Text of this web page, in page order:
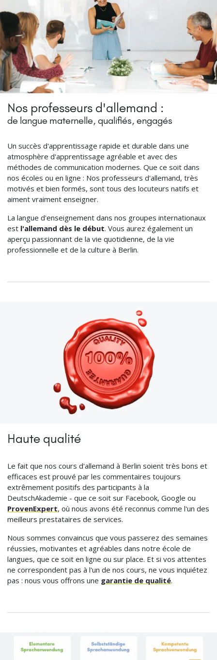
Nos professeurs d'allemand :
de langue maternelle, qualifiés, engagés
Un succès d'apprentissage rapide et durable dans une
atmosphère d'apprentissage agréable et avec des
méthodes de communication modernes. Que ce soit dans
nos écoles ou en ligne : Nos professeurs d'allemand, très
motivés et bien formés, sont tous des locuteurs natifs et
aiment vraiment enseigner.
La langue d'enseignement dans nos groupes internationaux
est l'allemand dès le début. Vous aurez également un
aperçu passionnant de la vie quotidienne, de la vie
professionnelle et de la culture à Berlin.
Haute qualité
Le fait que nos cours d'allemand à Berlin soient très bons et
efficaces est prouvé par les commentaires toujours
extrêmement positifs des participants à la
DeutschAkademie - que ce soit sur Facebook, Google ou
ProvenExpert, où nous avons été reconnus comme l'un des
meilleurs prestataires de services.
Nous sommes convaincus que vous passerez des semaines
réussies, motivantes et agréables dans notre école de
langues, que ce soit en ligne ou sur place. Et si vos attentes
ne correspondent pas à l'un de nos cours, ne vous inquiétez
pas : nous vous offrons une garantie de qualité.